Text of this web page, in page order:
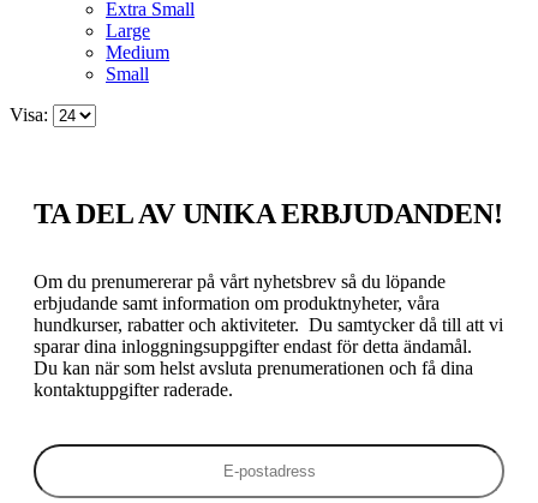
Extra Small
Large
Medium
Small
Visa:
TA DEL AV UNIKA ERBJUDANDEN!
Om du prenumererar på vårt nyhetsbrev så du löpande
erbjudande samt information om produktnyheter, våra
hundkurser, rabatter och aktiviteter. Du samtycker då till att vi
sparar dina inloggningsuppgifter endast för detta ändamål.
Du kan när som helst avsluta prenumerationen och få dina
kontaktuppgifter raderade.